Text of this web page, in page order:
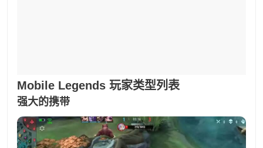
Mobile Legends 玩家类型列表
强大的携带